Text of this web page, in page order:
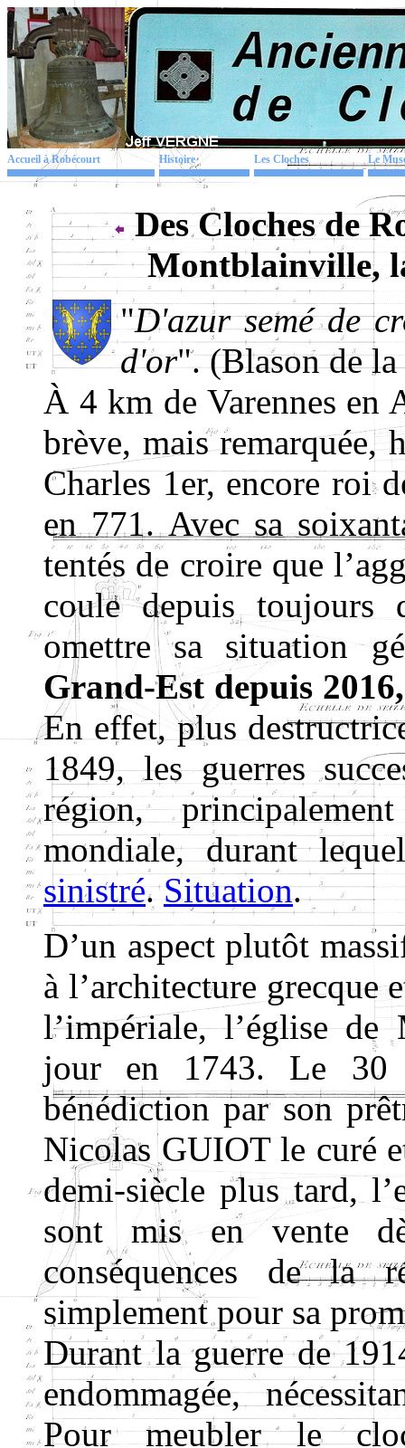
Accueil à Robécourt Histoire Les Cloches Le
Des Cloches de
Montblainville,
"D'azur semé de
d'or". (Blason de la
À 4 km de Varennes en
brève, mais
Charles 1er, encore roi
en 771. Avec sa
tentés de croire que
coule depuis toujours
omettre sa situation
Grand-Est depuis
En effet, plus
1849, les guerres
région,
mondiale, durant
sinistré.Situation.
D’un aspect plutôt
à l’architecture grecque
l’impériale, l’église
jour en 1743. Le 30
bénédiction par son
Nicolas GUIOT le curé
demi-siècle plus tard,
sont mis en vente
conséquences de la
simplement pour sa
Durant la guerre de
endommagée,
Pour meubler le